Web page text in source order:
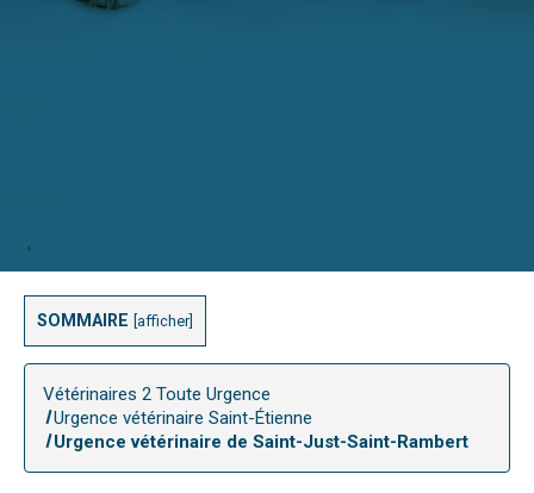
SOMMAIRE afficher
Vétérinaires 2 Toute Urgence
Urgence vétérinaire Saint-Étienne
Urgence vétérinaire de Saint-Just-Saint-Rambert